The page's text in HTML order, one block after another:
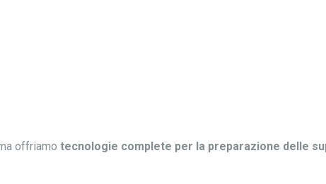
offriamo tecnologie complete per la preparazione delle